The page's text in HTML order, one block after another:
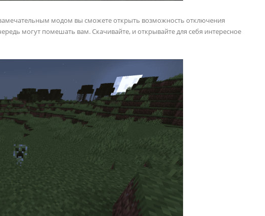
модом вы сможете открыть возможность отключения
могут помешать вам. Скачивайте, и открывайте для себя интересное